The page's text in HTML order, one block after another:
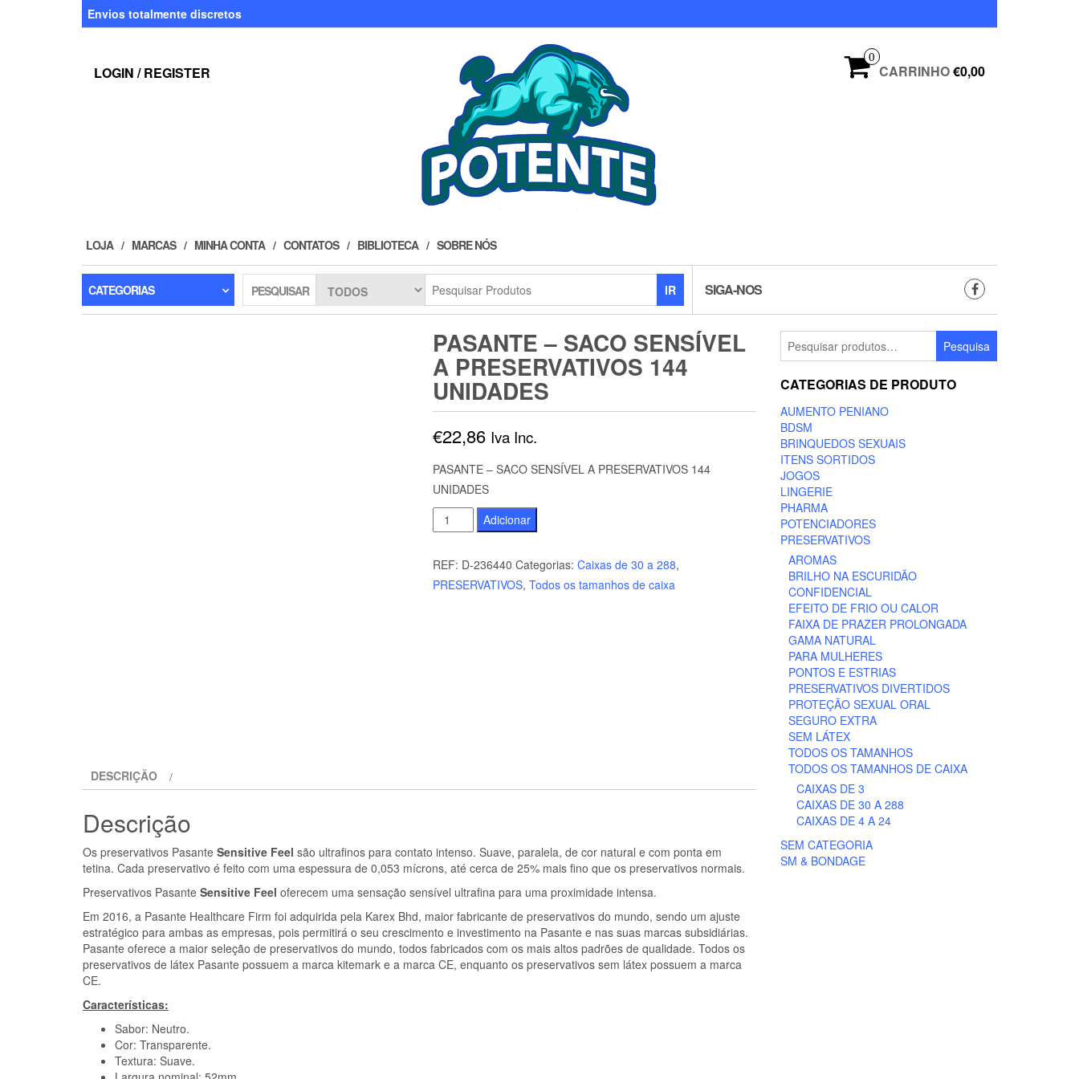
Envios totalmente discretos
LOGIN / REGISTER
0
CARRINHO€0,00
LOJA MARCAS MINHA CONTA CONTATOS BIBLIOTECA SOBRE NÓS
CATEGORIAS PESQUISAR IR SIGA-NOS
PASANTE – SACO SENSÍVEL
A PRESERVATIVOS 144
UNIDADES
€22,86 Iva Inc.
PASANTE – SACO SENSÍVEL A PRESERVATIVOS 144
UNIDADES
Quantidade
de
PASANTE
-
Adicionar
REF: D-236440 Categorias: Caixas de 30 a 288,
PRESERVATIVOS, Todos os tamanhos de caixa
DESCRIÇÃO
Descrição
Os preservativos Pasante Sensitive Feel são ultrafinos para contato intenso. Suave, paralela, de cor natural e com ponta em
tetina. Cada preservativo é feito com uma espessura de 0,053 mícrons, até cerca de 25% mais fino que os preservativos normais.
Preservativos Pasante Sensitive Feel oferecem uma sensação sensível ultrafina para uma proximidade intensa.
Em 2016, a Pasante Healthcare Firm foi adquirida pela Karex Bhd, maior fabricante de preservativos do mundo, sendo um ajuste
estratégico para ambas as empresas, pois permitirá o seu crescimento e investimento na Pasante e nas suas marcas subsidiárias.
Pasante oferece a maior seleção de preservativos do mundo, todos fabricados com os mais altos padrões de qualidade. Todos os
preservativos de látex Pasante possuem a marca kitemark e a marca CE, enquanto os preservativos sem látex possuem a marca
CE.
Características:
Sabor: Neutro.
Cor: Transparente.
Textura: Suave.
Pesquisar
por:
Pesquisa
CATEGORIAS DE PRODUTO
AUMENTO PENIANO
BDSM
BRINQUEDOS SEXUAIS
ITENS SORTIDOS
JOGOS
LINGERIE
PHARMA
POTENCIADORES
PRESERVATIVOS
AROMAS
BRILHO NA ESCURIDÃO
CONFIDENCIAL
EFEITO DE FRIO OU CALOR
FAIXA DE PRAZER PROLONGADA
GAMA NATURAL
PARA MULHERES
PONTOS E ESTRIAS
PRESERVATIVOS DIVERTIDOS
PROTEÇÃO SEXUAL ORAL
SEGURO EXTRA
SEM LÁTEX
TODOS OS TAMANHOS
TODOS OS TAMANHOS DE CAIXA
CAIXAS DE 3
CAIXAS DE 30 A 288
CAIXAS DE 4 A 24
SEM CATEGORIA
SM & BONDAGE